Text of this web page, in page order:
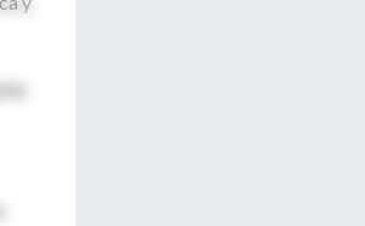
le